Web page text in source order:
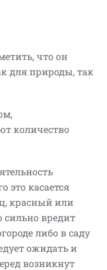
что он
для природы, так
количество
это касается
красный или
вредит
либо в саду
ожидать и
возникнут